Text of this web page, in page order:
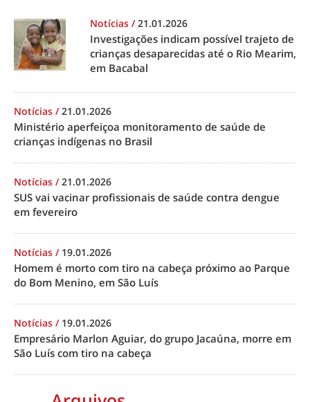
Notícias /21.01.2026
Investigações indicam possível trajeto de
crianças desaparecidas até o Rio Mearim,
em Bacabal
Notícias /21.01.2026
Ministério aperfeiçoa monitoramento de saúde de
crianças indígenas no Brasil
Notícias /21.01.2026
SUS vai vacinar profissionais de saúde contra dengue
em fevereiro
Notícias / 19.01.2026
Homem é morto com tiro na cabeça próximo ao Parque
do Bom Menino, em São Luís
Notícias / 19.01.2026
Empresário Marlon Aguiar, do grupo Jacaúna, morre em
São Luís com tiro na cabeça